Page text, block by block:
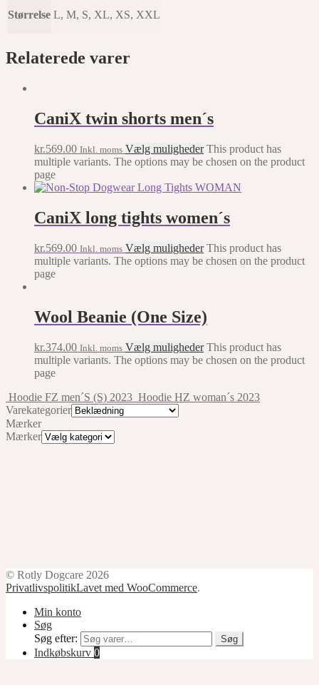
Størrelse L, M, S, XL, XS, XXL
Relaterede varer
CaniX twin shorts men´s
kr.569.00 Inkl. moms Vælg mulighederThis product has
multiple variants. The options may be chosen on the product
page
CaniX long tights women´s
kr.569.00 Inkl. moms Vælg mulighederThis product has
multiple variants. The options may be chosen on the product
page
Wool Beanie (One Size)
kr.374.00 Inkl. moms Vælg mulighederThis product has
multiple variants. The options may be chosen on the product
page
Hoodie FZ men´S (S) 2023 Hoodie HZ woman´s 2023
Varekategorier
Mærker
Mærker
© Rotly Dogcare 2026
PrivatlivspolitikLavet med WooCommerce.
Min konto
Søg
Søg efter:
Søg
Indkøbskurv 0